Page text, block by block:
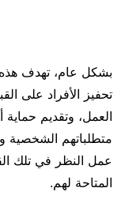
بشكل عام، تهدف هذه
تحفيز الأفراد على
العمل، وتقديم
متطلباتهم الشخصية
عمل النظر في تلك
المتاحة لهم.